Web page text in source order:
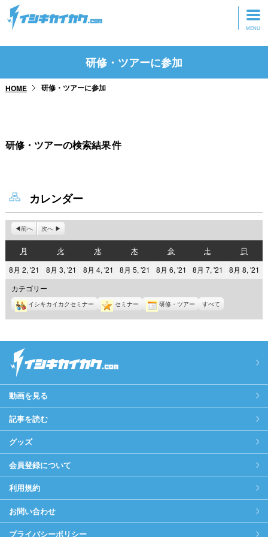
トップページ
研修・ツアーに参加
研修・ツアーに参加
HOME 研修・ツアーに参加
研修・ツアーの検索結果件
カレンダー
前へ 次へ
月
曜
日
火
曜
日
水水
曜
日
木
曜
日
金金
曜
日
土
曜
日
日
曜
日
8月 2, '21
2021
年
8
月
2
8月 3, '21
2021
年
8
月
3
8月 4, '21
2021
年
8
月
4
8月 5, '21
2021
年
8
月
5
8月 6, '21
2021
年
8
月
6
8月 7, '21
2021
年
8
月
7
8月 8, '21
年
8
カテゴリー
イシキカイカクセミナー セミナー 研修・ツアー すべて
動画を見る
記事を読む
グッズ
会員登録について
利用規約
お問い合わせ
プライバシーポリシー